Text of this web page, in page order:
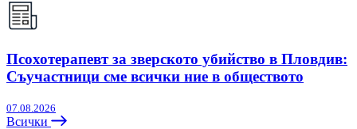
Псохотерапевт за зверското убийство в Пловдив:
Съучастници сме всички ние в обществото
07.08.2026
Всички